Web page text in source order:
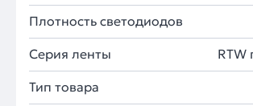
Плотность светодиодов
Серия ленты RTW
Тип товара